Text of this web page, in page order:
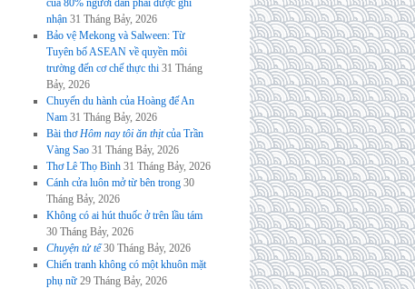
của 80% người dân phải được ghi
nhận 31 Tháng Bảy, 2026
Bảo vệ Mekong và Salween: Từ
Tuyên bố ASEAN về quyền môi
trường đến cơ chế thực thi 31 Tháng
Bảy, 2026
Chuyến du hành của Hoàng đế An
Nam 31 Tháng Bảy, 2026
Bài thơHôm nay tôi ăn thịtcủa Trần
Vàng Sao 31 Tháng Bảy, 2026
Thơ Lê Thọ Bình 31 Tháng Bảy, 2026
Cánh cửa luôn mở từ bên trong 30
Tháng Bảy, 2026
Không có ai hút thuốc ở trên lầu tám
30 Tháng Bảy, 2026
Chuyện tử tế 30 Tháng Bảy, 2026
Chiến tranh không có một khuôn mặt
phụ nữ 29 Tháng Bảy, 2026